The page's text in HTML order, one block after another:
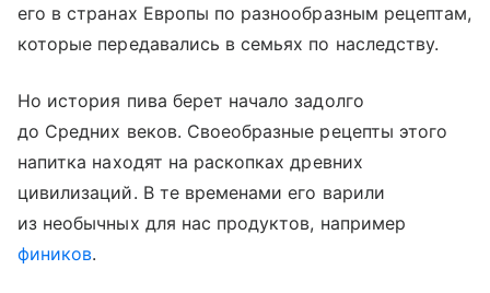
его в странах Европы по разнообразным рецептам,
которые передавались в семьях по наследству.
Но история пива берет начало задолго
до Средних веков. Своеобразные рецепты этого
напитка находят на раскопках древних
цивилизаций. В те временами его варили
из необычных для нас продуктов, например
фиников.